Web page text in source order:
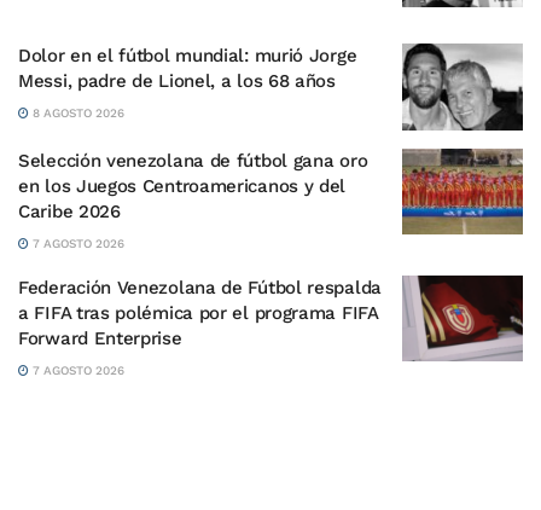
Dolor en el fútbol mundial: murió Jorge
Messi, padre de Lionel, a los 68 años
8 AGOSTO 2026
Selección venezolana de fútbol gana oro
en los Juegos Centroamericanos y del
Caribe 2026
7 AGOSTO 2026
Federación Venezolana de Fútbol respalda
a FIFA tras polémica por el programa FIFA
Forward Enterprise
7 AGOSTO 2026